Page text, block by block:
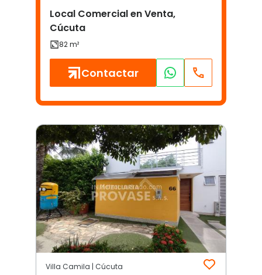
Local Comercial en Venta,
Cúcuta
Contactar
Villa Camila | Cúcuta